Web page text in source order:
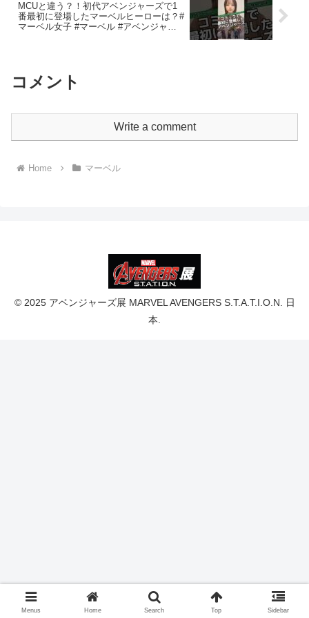
MCUと違う？！初代アベンジャーズで1
番最初に登場したマーベルヒーローは？#
マーベル女子 #マーベル #アベンジャー
コメント
Write a comment
Home マーベル
© 2025 アベンジャーズ展 MARVEL AVENGERS S.T.A.T.I.O.N. 日
本.
Menus Home Search Top Sidebar